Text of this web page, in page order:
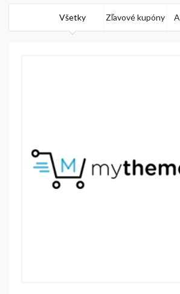
Všetky Zľavové kupóny